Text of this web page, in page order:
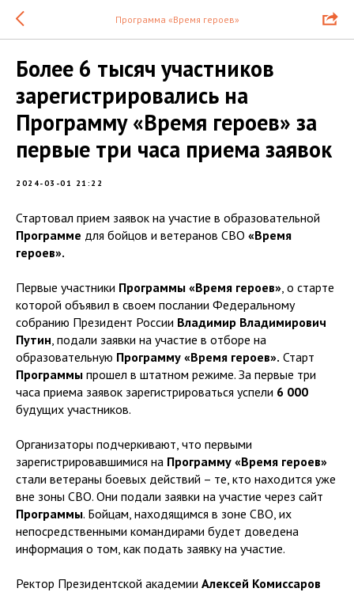
Программа «Время героев»
Более 6 тысяч участников
зарегистрировались на
Программу «Время героев» за
первые три часа приема заявок
2024-03-01 21:22
Стартовал прием заявок на участие в образовательной
Программе для бойцов и ветеранов СВО «Время
героев».
Первые участники Программы «Время героев», о старте
которой объявил в своем послании Федеральному
собранию Президент России Владимир Владимирович
Путин, подали заявки на участие в отборе на
образовательную Программу «Время героев». Старт
Программы прошел в штатном режиме. За первые три
часа приема заявок зарегистрироваться успели 6 000
будущих участников.
Организаторы подчеркивают, что первыми
зарегистрировавшимися на Программу «Время героев»
стали ветераны боевых действий – те, кто находится уже
вне зоны СВО. Они подали заявки на участие через сайт
Программы. Бойцам, находящимся в зоне СВО, их
непосредственными командирами будет доведена
информация о том, как подать заявку на участие.
Ректор Президентской академии Алексей Комиссаров